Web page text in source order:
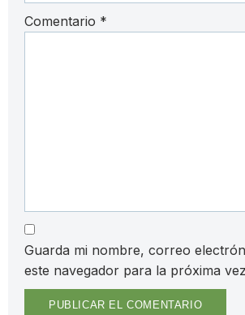
Comentario *
Guarda mi nombre, correo
este navegador para la próxima